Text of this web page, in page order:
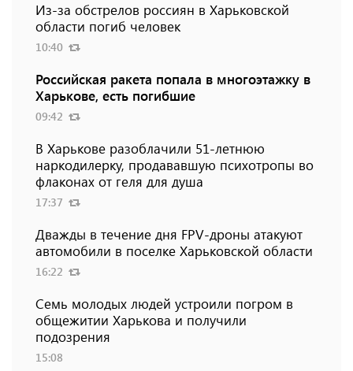
Из-за обстрелов россиян в Харьковской
области погиб человек
10:40
Российская ракета попала в многоэтажку в
Харькове, есть погибшие
09:42
В Харькове разоблачили 51-летнюю
наркодилерку, продававшую психотропы во
флаконах от геля для душа
17:37
Дважды в течение дня FPV-дроны атакуют
автомобили в поселке Харьковской области
16:22
Семь молодых людей устроили погром в
общежитии Харькова и получили
подозрения
15:08